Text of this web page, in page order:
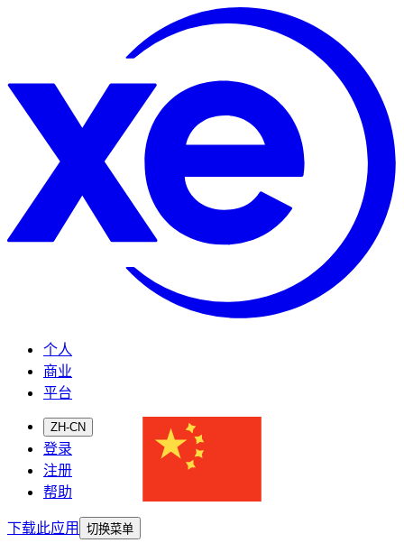
个人
商业
平台
ZH-CN
登录
注册
帮助
下载此应用
切换菜单